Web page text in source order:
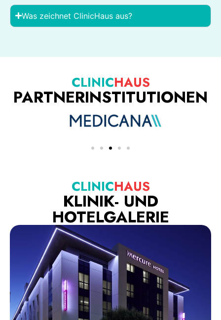
Was zeichnet ClinicHaus aus?
CLINICHAUS
PARTNERINSTITUTIONEN
CLINICHAUS
KLINIK- UND
HOTELGALERIE